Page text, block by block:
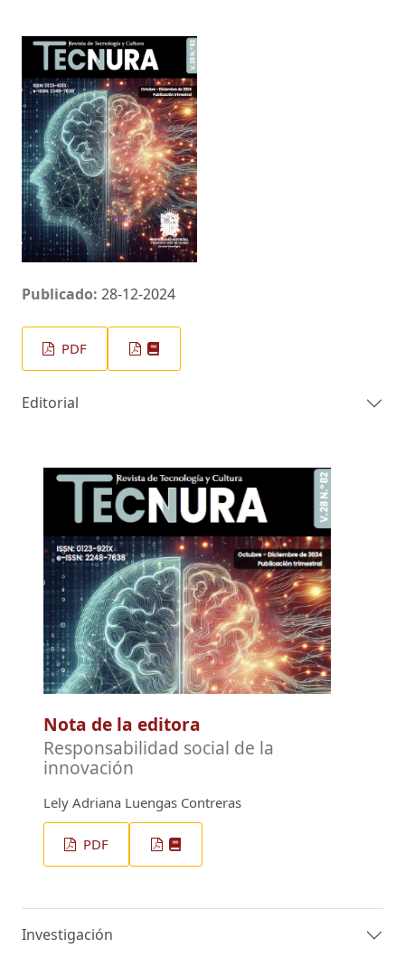
Publicado: 28-12-2024
PDF
Editorial
Nota de la editora
Responsabilidad social de la
innovación
Lely Adriana Luengas Contreras
PDF
Investigación